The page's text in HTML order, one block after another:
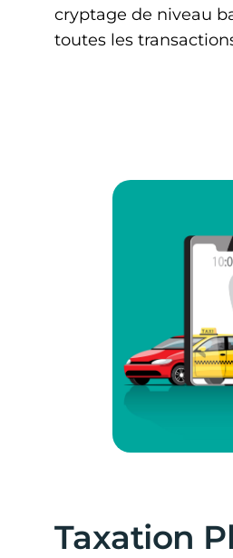
cryptage de niveau
toutes les
Taxation